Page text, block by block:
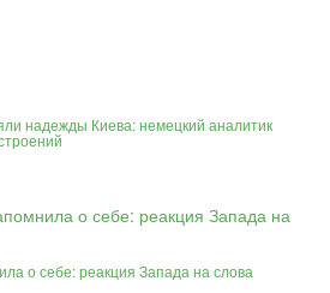
надежды Киева: немецкий аналитик
о себе: реакция Запада на слова